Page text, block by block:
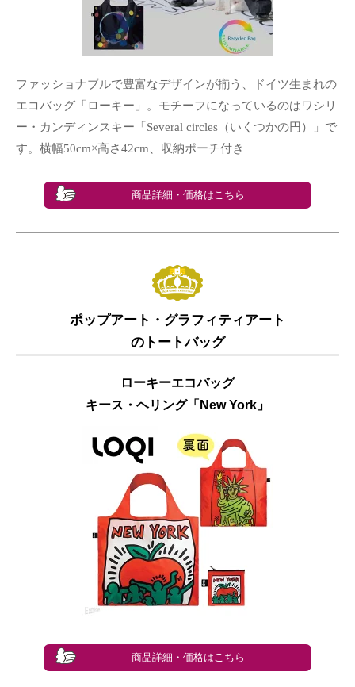
ファッショナブルで豊富なデザインが揃う、ドイツ生まれの
エコバッグ「ローキー」。モチーフになっているのはワシリ
ー・カンディンスキー「Several circles（いくつかの円）」で
す。横幅50cm×高さ42cm、収納ポーチ付き
商品詳細・価格はこちら
ポップアート・グラフィティアート
のトートバッグ
ローキーエコバッグ
キース・ヘリング「New York」
商品詳細・価格はこちら